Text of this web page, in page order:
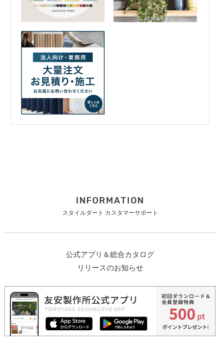
INFORMATION
スタイルダート カスタマーサポート
公式アプリ＆総合カタログ
リリースのお知らせ